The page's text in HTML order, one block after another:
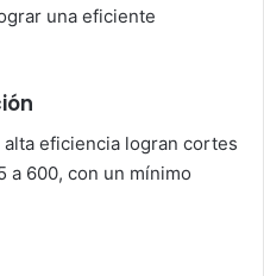
una eficiente
eficiencia logran cortes
a 600, con un mínimo